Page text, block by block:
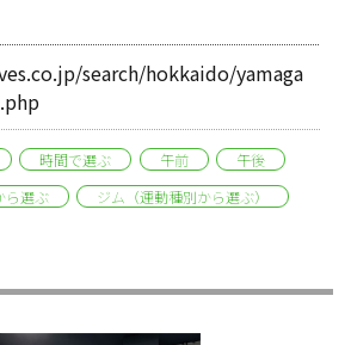
search/hokkaido/yamaga
時間で選ぶ 午前
午後
ら選ぶ ジム（運動種別から選ぶ）